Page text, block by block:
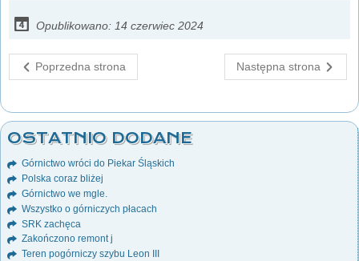
Opublikowano: 14 czerwiec 2024
Poprzedna strona Następna strona
OSTATNIO DODANE
Górnictwo wróci do Piekar Śląskich
Polska coraz bliżej
Górnictwo we mgle.
Wszystko o górniczych płacach
SRK zachęca
Zakończono remont j
Teren pogórniczy szybu Leon III